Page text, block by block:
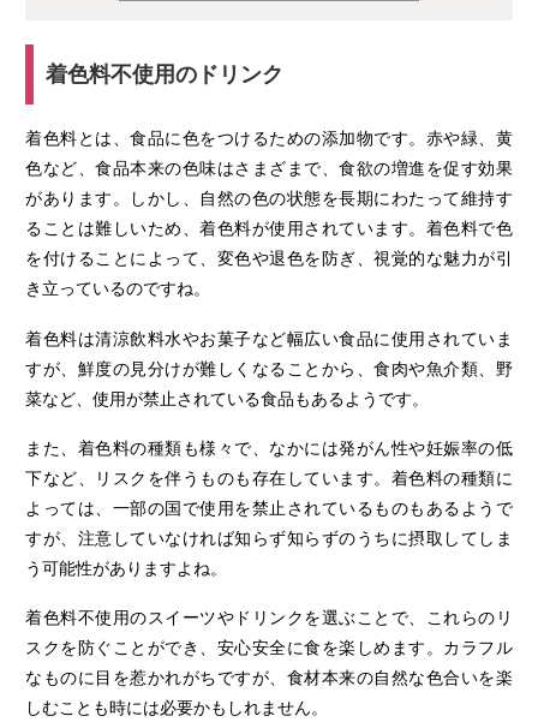
着色料不使用のドリンク
着色料とは、食品に色をつけるための添加物です。赤や緑、黄
色など、食品本来の色味はさまざまで、食欲の増進を促す効果
があります。しかし、自然の色の状態を長期にわたって維持す
ることは難しいため、着色料が使用されています。着色料で色
を付けることによって、変色や退色を防ぎ、視覚的な魅力が引
き立っているのですね。
着色料は清涼飲料水やお菓子など幅広い食品に使用されていま
すが、鮮度の見分けが難しくなることから、食肉や魚介類、野
菜など、使用が禁止されている食品もあるようです。
また、着色料の種類も様々で、なかには発がん性や妊娠率の低
下など、リスクを伴うものも存在しています。着色料の種類に
よっては、一部の国で使用を禁止されているものもあるようで
すが、注意していなければ知らず知らずのうちに摂取してしま
う可能性がありますよね。
着色料不使用のスイーツやドリンクを選ぶことで、これらのリ
スクを防ぐことができ、安心安全に食を楽しめます。カラフル
なものに目を惹かれがちですが、食材本来の自然な色合いを楽
しむことも時には必要かもしれません。